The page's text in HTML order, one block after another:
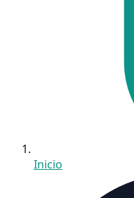
Inicio